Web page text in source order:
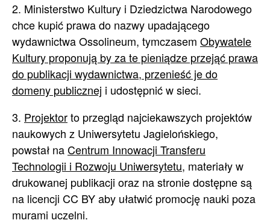
2. Ministerstwo Kultury i Dziedzictwa Narodowego
chce kupić prawa do nazwy upadającego
wydawnictwa Ossolineum, tymczasem Obywatele
Kultury proponują by za te pieniądze przejąć prawa
do publikacji wydawnictwa, przenieść je do
domeny publicznej i udostępnić w sieci.
3. Projektorto przegląd najciekawszych projektów
naukowych z Uniwersytetu Jagielońskiego,
powstał naCentrum Innowacji Transferu
Technologii i Rozwoju Uniwersytetu, materiały w
drukowanej publikacji oraz na stronie dostępne są
na licencji CC BY aby ułatwić promocję nauki poza
murami uczelni.